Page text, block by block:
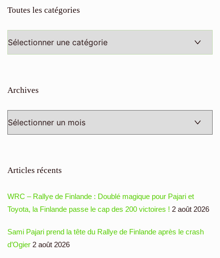
Toutes les catégories
les
Archives
Articles récents
WRC – Rallye de Finlande : Doublé magique pour Pajari et
Toyota, la Finlande passe le cap des 200 victoires ! 2 août 2026
Sami Pajari prend la tête du Rallye de Finlande après le crash
d’Ogier 2 août 2026